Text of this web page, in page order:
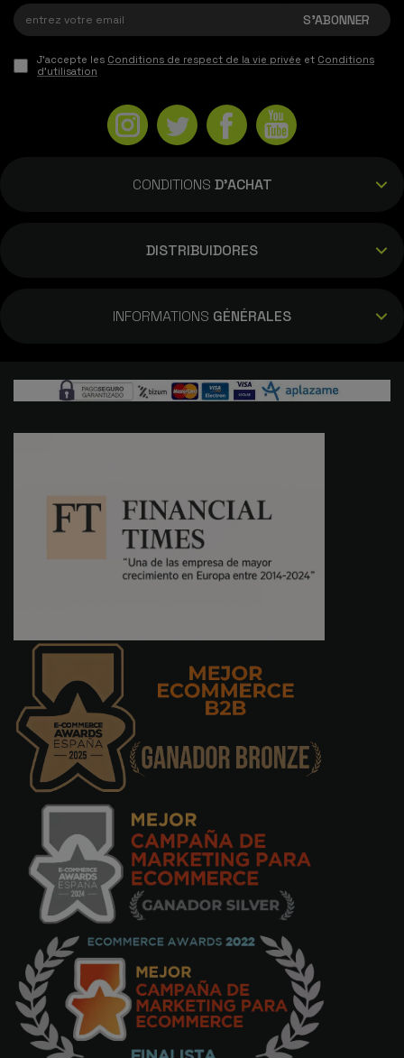
J'accepte les Conditions de respect de la vie privée et Conditions
d'utilisation
CONDITIONS D'ACHAT
DISTRIBUIDORES
INFORMATIONS GÉNÉRALES